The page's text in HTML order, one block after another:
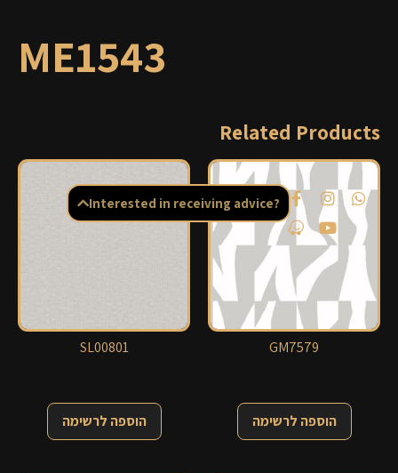
ME1543
Related Products
SL00801
הוספה לרשימה
GM7579
הוספה לרשימה
Interested in receiving advice?